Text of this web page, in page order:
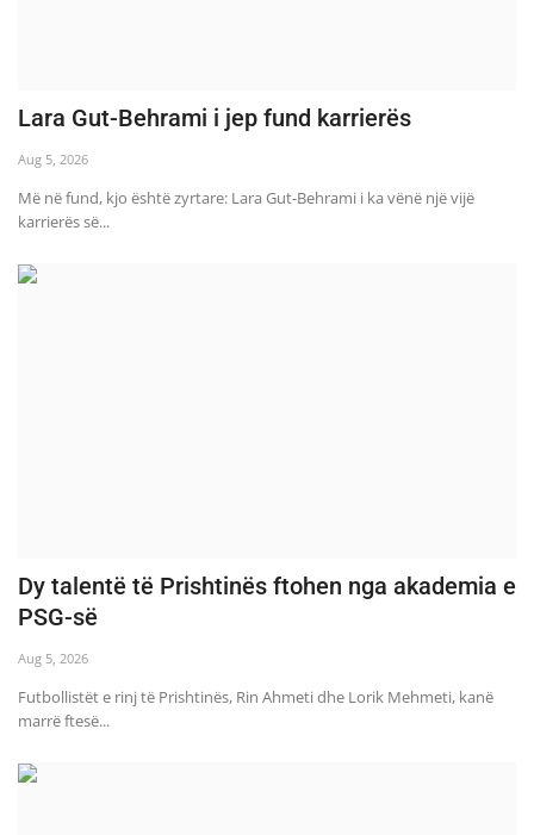
Lara Gut-Behrami i jep fund karrierës
Aug 5, 2026
Më në fund, kjo është zyrtare: Lara Gut-Behrami i ka vënë një vijë
karrierës së...
Dy talentë të Prishtinës ftohen nga akademia e
PSG-së
Aug 5, 2026
Futbollistët e rinj të Prishtinës, Rin Ahmeti dhe Lorik Mehmeti, kanë
marrë ftesë...